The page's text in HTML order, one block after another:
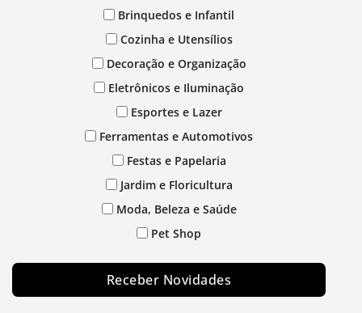
Brinquedos e Infantil
Cozinha e Utensílios
Decoração e Organização
Eletrônicos e Iluminação
Esportes e Lazer
Ferramentas e Automotivos
Festas e Papelaria
Jardim e Floricultura
Moda, Beleza e Saúde
Pet Shop
Receber Novidades